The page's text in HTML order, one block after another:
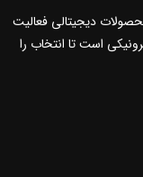
دیجیتالی فعالیت
است تا انتخاب را